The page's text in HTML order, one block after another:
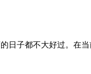
日子都不大好过。在